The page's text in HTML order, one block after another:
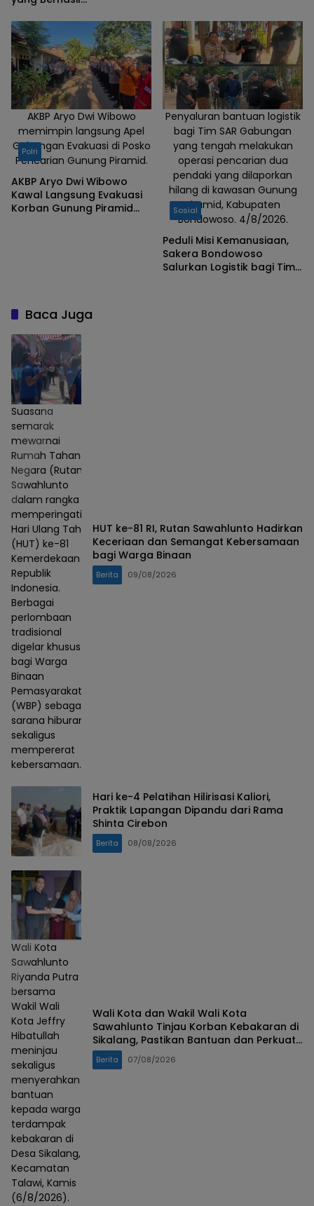
Gunung Piramid
AKBP Aryo Dwi Wibowo
memimpin langsung Apel
Gabungan Evakuasi di Posko
Pencarian Gunung Piramid.
Polri
AKBP Aryo Dwi Wibowo
Kawal Langsung Evakuasi
Korban Gunung Piramid
Penyaluran bantuan logistik
bagi Tim SAR Gabungan
yang tengah melakukan
operasi pencarian dua
pendaki yang dilaporkan
hilang di kawasan Gunung
Piramid, Kabupaten
Bondowoso. 4/8/2026.
Sosial
Peduli Misi Kemanusiaan,
Sakera Bondowoso
Salurkan Logistik bagi Tim
Baca Juga
Suasana
semarak
mewarnai
Rumah Tahanan
Negara (Rutan)
Sawahlunto
dalam rangka
memperingati
Hari Ulang Tahun
(HUT) ke-81
Kemerdekaan
Republik
Indonesia.
Berbagai
perlombaan
tradisional
digelar khusus
bagi Warga
Binaan
Pemasyarakatan
(WBP) sebagai
sarana hiburan
sekaligus
mempererat
kebersamaan.
HUT ke-81 RI, Rutan Sawahlunto Hadirkan
Keceriaan dan Semangat Kebersamaan
bagi Warga Binaan
Berita 09/08/2026
Hari ke-4 Pelatihan Hilirisasi Kaliori,
Praktik Lapangan Dipandu dari Rama
Shinta Cirebon
Berita 08/08/2026
Wali Kota
Sawahlunto
Riyanda Putra
bersama
Wakil Wali
Kota Jeffry
Hibatullah
meninjau
sekaligus
menyerahkan
bantuan
kepada warga
terdampak
kebakaran di
Desa Sikalang,
Kecamatan
Talawi, Kamis
(6/8/2026).
Wali Kota dan Wakil Wali Kota
Sawahlunto Tinjau Korban Kebakaran di
Sikalang, Pastikan Bantuan dan Perkuat
Mitigasi Bencana
Berita 07/08/2026